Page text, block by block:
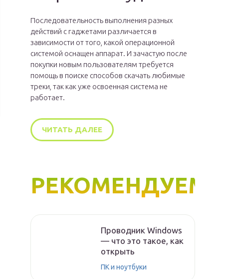
Последовательность выполнения разных
действий с гаджетами различается в
зависимости от того, какой операционной
системой оснащен аппарат. И зачастую после
покупки новым пользователям требуется
помощь в поиске способов скачать любимые
треки, так как уже освоенная система не
работает.
ЧИТАТЬ ДАЛЕЕ
РЕКОМЕНДУЕМ
Проводник Windows
— что это такое, как
открыть
ПК и ноутбуки